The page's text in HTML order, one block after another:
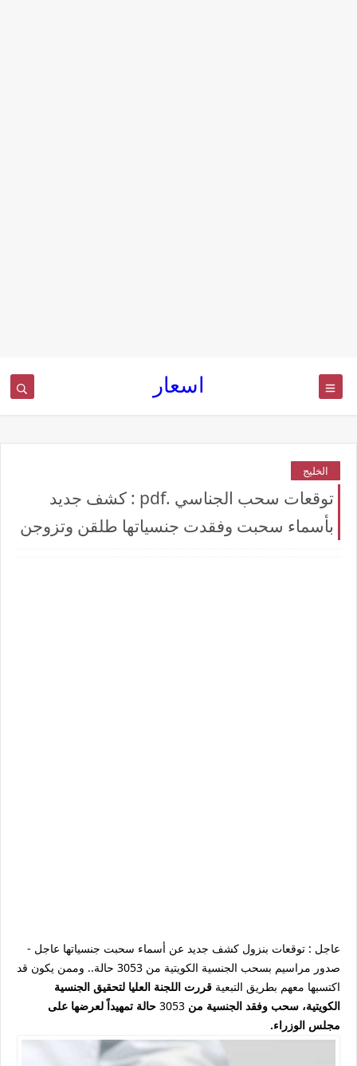
اسعار
الخليج
توقعات سحب الجناسي .pdf : كشف جديد
بأسماء سحبت وفقدت جنسياتها طلقن وتزوجن
عاجل : توقعات بنزول كشف جديد عن أسماء سحبت جنسياتها عاجل -
صدور مراسيم بسحب الجنسية الكويتية من 3053 حالة.. وممن يكون قد
اكتسبها معهم بطريق التبعية قررت اللجنة العليا لتحقيق الجنسية
الكويتية، سحب وفقد الجنسية من 3053 حالة تمهيداً لعرضها على
مجلس الوزراء.